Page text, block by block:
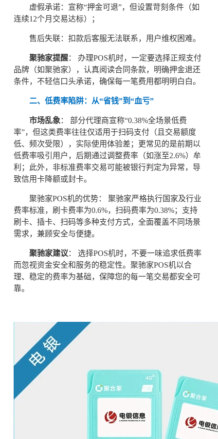
虚假承诺：宣称“押金可退”，但设置苛刻条件（如
连续12个月交易达标）；
售后失联：扣款后客服无法联系，用户维权困难。
聚驰家提醒： 办理POS机时，一定要选择正规支付
品牌（如聚驰家），认真阅读合同条款，明确押金退还
条件，不轻信口头承诺，确保每一笔费用都明明白白。
二、低费率陷阱：从“省钱”到“血亏”
市场乱象 ： 部分代理商宣称“0.38%全场景低费
率”，但这类费率往往仅适用于扫码支付（且交易额度
低、频次受限），实际使用体验差；更常见的是前期以
低费率吸引用户，后期通过调整费率（如涨至2.6%）牟
利；此外，非标准费率交易可能被银行判定为异常，导
致信用卡降额或封卡。
聚驰家POS机的优势： 聚驰家严格执行国家及行业
费率标准，刷卡费率为0.6%，扫码费率为0.38%；支持
刷卡、插卡、扫码等多种支付方式，全面覆盖不同场景
需求，兼顾安全与便捷。
聚驰家建议 ： 选择POS机时，不要一味追求低费率
而忽视资金安全和服务的稳定性。聚驰家POS机以合
理、稳定的费率为基础，保障您的每一笔交易都安全可
靠。